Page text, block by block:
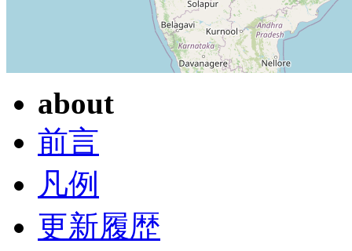
about
前言
凡例
更新履歴